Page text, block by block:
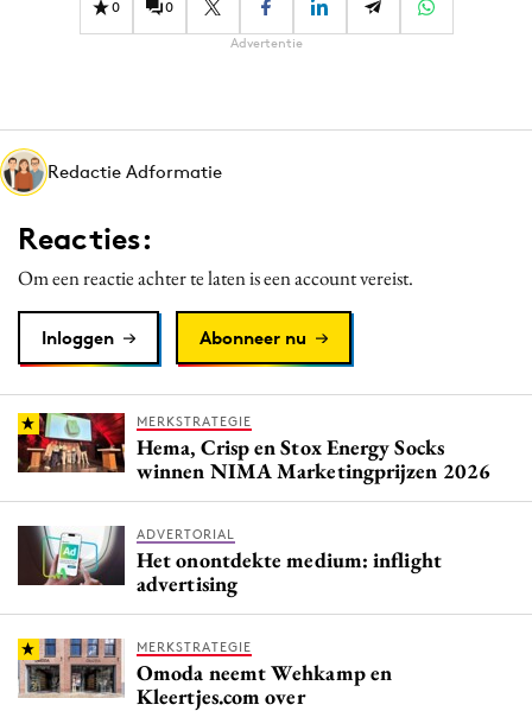
Gedragsverandering
Martech
Media
PR
Programmatic
Reputatie & crisis
0 0
Advertentie
Redactie Adformatie
Reacties:
Om een reactie achter te laten is een account vereist.
Inloggen Abonneer nu
MERKSTRATEGIE
Hema, Crisp en Stox Energy Socks
winnen NIMA Marketingprijzen 2026
ADVERTORIAL
Het onontdekte medium: inflight
advertising
MERKSTRATEGIE
Omoda neemt Wehkamp en
Kleertjes.com over